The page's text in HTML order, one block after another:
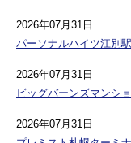
2026年07月31日
パーソナルハイツ江別
2026年07月31日
ビッグバーンズマンシ
2026年07月31日